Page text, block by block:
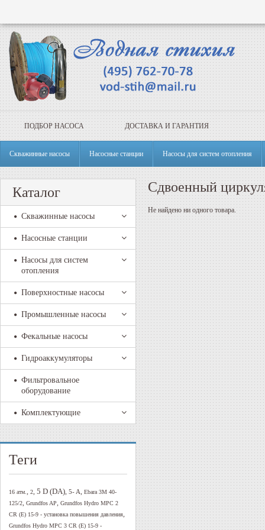
ПОДБОР НАСОСА ДОСТАВКА И ГАРАНТИЯ
Скважинные насосы Насосные станции Насосы для систем отопления
Каталог
Скважинные насосы
Насосные станции
Насосы для систем
отопления
Поверхностные насосы
Промышленные насосы
Фекальные насосы
Гидроаккумуляторы
Фильтровальное
оборудование
Комплектующие
Теги
16 атм. , 2, 5 D (DA), 5- A, Ebara 3M 40-
125/2, Grundfos AP, Grundfos Hydro MPC 2
CR (E) 15-9 - установка повышения давления,
Grundfos Hydro MPC 3 CR (E) 15-9 -
Сдвоенный
Не найдено ни одного товара.